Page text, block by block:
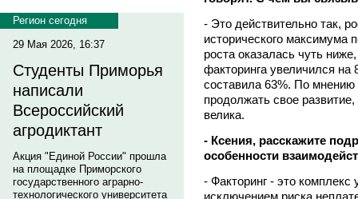
Регион сегодня
29 Мая 2026, 16:37
Студенты Приморья
написали
Всероссийский
агродиктант
Акция "Единой России" прошла
на площадке Приморского
государственного аграрно-
технологического университета
- Это действительно так,
исторического максимума
роста оказалась чуть
факторинга увеличился на
составила 63%. По мнению
продолжать свое
велика.
- Ксения, расскажите
особенности
- Факторинг - это
исключением риска